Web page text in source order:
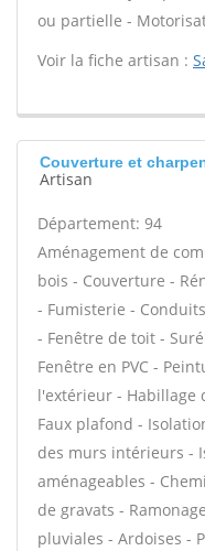
ou partielle -
Voir la fiche artisan :
Couverture et
Artisan
Département: 94
Aménagement de
bois - Couverture -
- Fumisterie -
- Fenêtre de toit -
Fenêtre en PVC -
l'extérieur - Habillage
Faux plafond -
des murs intérieurs -
aménageables -
de gravats -
pluviales - Ardoises -